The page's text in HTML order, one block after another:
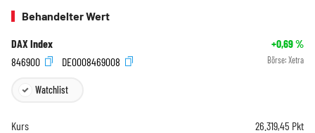
Behandelter Wert
DAX Index +0,69%
846900
DE0008469008 Börse: Xetra
Watchlist
Kurs 26.319,45 Pkt